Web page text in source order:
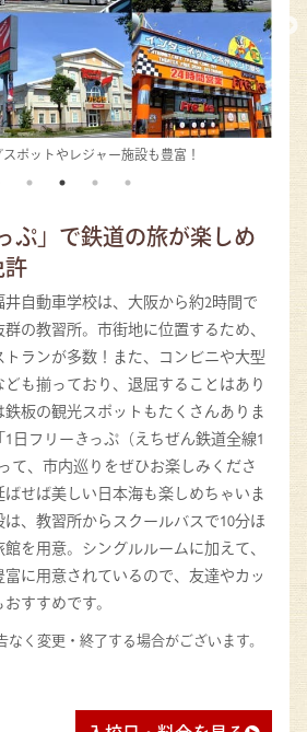
ポットやレジャー施設も豊富！
ぷ」で鉄道の旅が楽しめ
自動車学校は、大阪から約2時間で
の教習所。市街地に位置するため、
ランが多数！また、コンビニや大型
も揃っており、退屈することはあり
板の観光スポットもたくさんありま
日フリーきっぷ（えちぜん鉄道全線1
て、市内巡りをぜひお楽しみくださ
せば美しい日本海も楽しめちゃいま
、教習所からスクールバスで10分ほ
を用意。シングルルームに加えて、
に用意されているので、友達やカッ
すすめです。
く変更・終了する場合がございます。